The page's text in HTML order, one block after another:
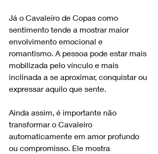
Já o Cavaleiro de Copas como
sentimento tende a mostrar maior
envolvimento emocional e
romantismo. A pessoa pode estar mais
mobilizada pelo vínculo e mais
inclinada a se aproximar, conquistar ou
expressar aquilo que sente.
Ainda assim, é importante não
transformar o Cavaleiro
automaticamente em amor profundo
ou compromisso. Ele mostra